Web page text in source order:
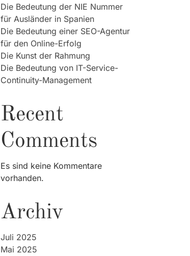
Die Bedeutung der NIE Nummer
für Ausländer in Spanien
Die Bedeutung einer SEO-Agentur
für den Online-Erfolg
Die Kunst der Rahmung
Die Bedeutung von IT-Service-
Continuity-Management
Recent
Comments
Es sind keine Kommentare
vorhanden.
Archiv
Juli 2025
Mai 2025